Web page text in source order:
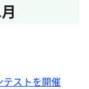
ストを開催